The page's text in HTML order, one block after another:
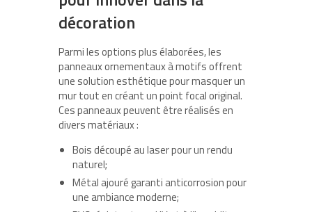
décoration
Parmi les options plus élaborées, les
panneaux ornementaux à motifs offrent
une solution esthétique pour masquer un
mur tout en créant un point focal original.
Ces panneaux peuvent être réalisés en
divers matériaux :
Bois découpé au laser pour un rendu
naturel;
Métal ajouré garanti anticorrosion pour
une ambiance moderne;